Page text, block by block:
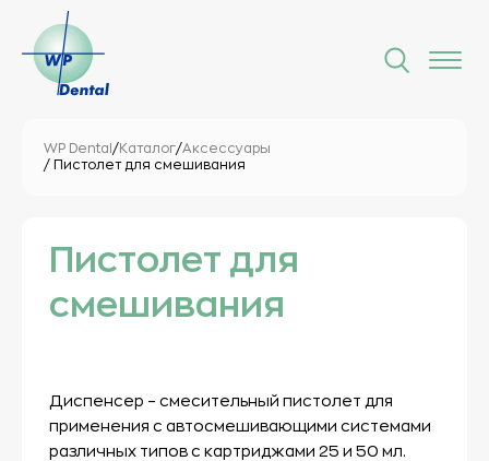
WP Dental /Каталог/Аксессуары
/ Пистолет для смешивания
Пистолет для
смешивания
Диспенсер – смесительный пистолет для
применения с автосмешивающими системами
различных типов с картриджами 25 и 50 мл.